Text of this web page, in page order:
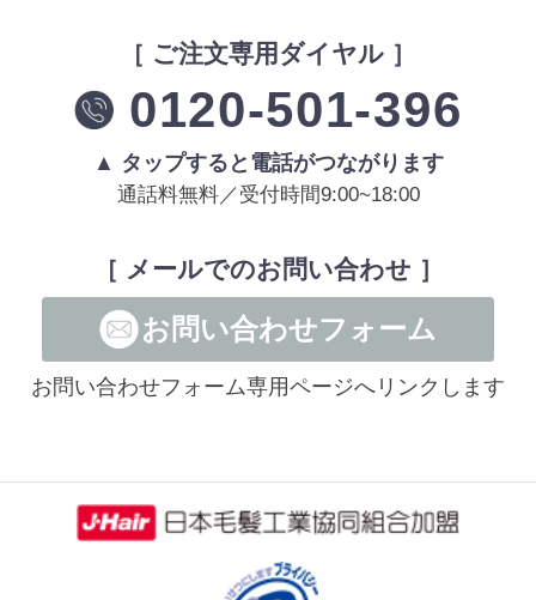
［ ご注文専用ダイヤル ］
0120-501-396
▲ タップすると電話がつながります
通話料無料／受付時間9:00~18:00
［ メールでのお問い合わせ ］
お問い合わせフォーム
お問い合わせフォーム専用ページへリンクします